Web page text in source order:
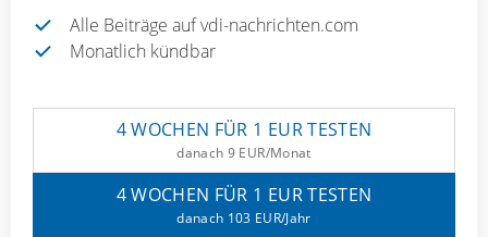
Alle Beiträge auf vdi-nachrichten.com
Monatlich kündbar
4 WOCHEN FÜR 1 EUR TESTEN
danach 9 EUR/Monat
4 WOCHEN FÜR 1 EUR TESTEN
danach 103 EUR/Jahr